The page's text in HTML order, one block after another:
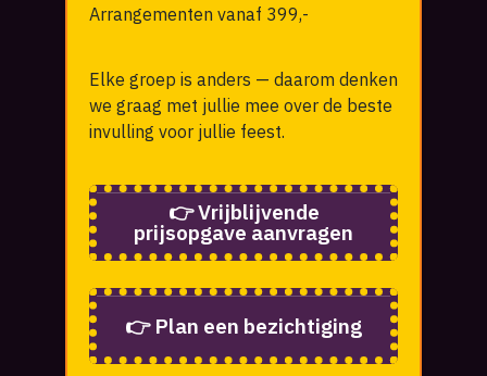
Arrangementen vanaf 399,-
Elke groep is anders — daarom denken
we graag met jullie mee over de beste
invulling voor jullie feest.
👉 Vrijblijvende
prijsopgave aanvragen
👉 Plan een bezichtiging